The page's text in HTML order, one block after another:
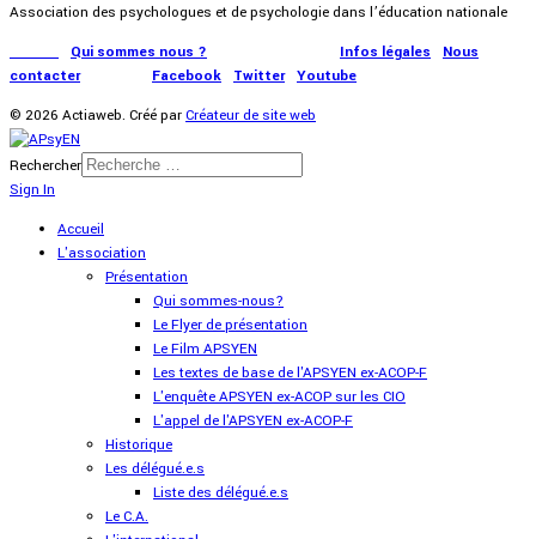
Association des psychologues et de psychologie dans l’éducation nationale
Qui sommes nous ? Infos légales
Nous
contacter| Facebook Twitter| Youtube
© 2026 Actiaweb. Créé parCréateur de site web
Rechercher
Sign In
Accueil
L'association
Présentation
Qui sommes-nous?
Le Flyer de présentation
Le Film APSYEN
Les textes de base de l'APSYEN ex-ACOP-F
L'enquête APSYEN ex-ACOP sur les CIO
L'appel de l'APSYEN ex-ACOP-F
Historique
Les délégué.e.s
Liste des délégué.e.s
Le C.A.